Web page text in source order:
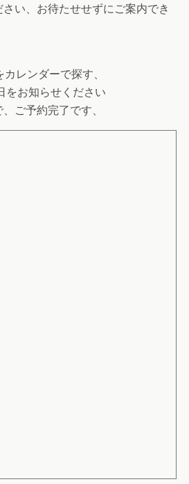
い、お待たせせずにご案内でき
レンダーで探す、
をお知らせください
ご予約完了です、